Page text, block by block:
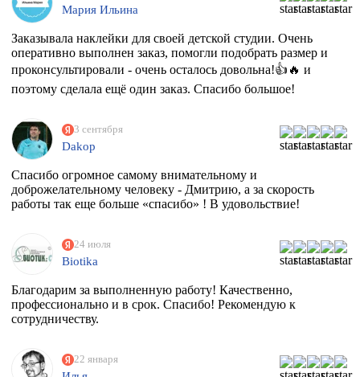
Мария Ильина
Заказывала наклейки для своей детской студии. Очень
оперативно выполнен заказ, помогли подобрать размер и
проконсультировали - очень осталось довольна!👍🔥 и
поэтому сделала ещё один заказ. Спасибо большое!
3 сентября
Dakop
Спасибо огромное самому внимательному и
доброжелательному человеку - Дмитрию, а за скорость
работы так еще больше «спасибо» ! В удовольствие!
24 июля
Biotika
Благодарим за выполненную работу! Качественно,
профессионально и в срок. Спасибо! Рекомендую к
сотрудничеству.
22 января